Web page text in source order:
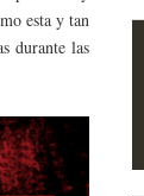
esta y tan
durante las